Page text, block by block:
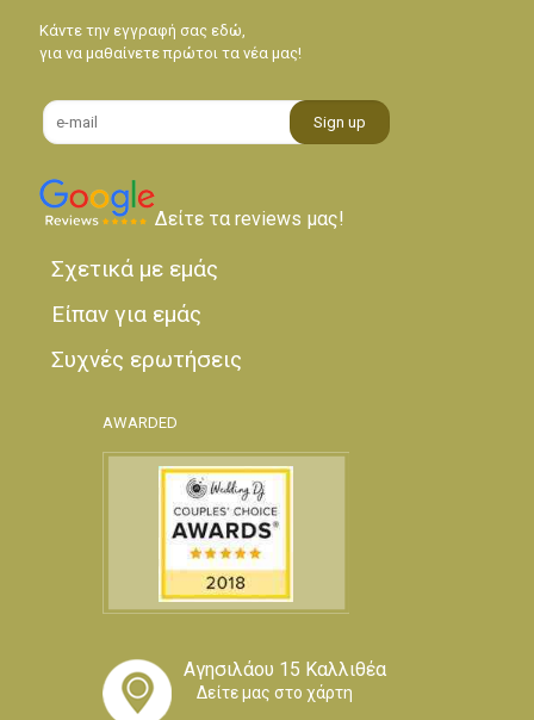
Κάντε την εγγραφή σας εδώ,
για να μαθαίνετε πρώτοι τα νέα μας!
Δείτε τα reviews μας!
Σχετικά με εμάς
Είπαν για εμάς
Συχνές ερωτήσεις
AWARDED
Αγησιλάου 15 Καλλιθέα
Δείτε μας στο χάρτη